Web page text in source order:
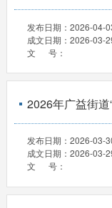
发布日期： 2026-04-
成文日期： 2026-03-
文 号：
2026年广益街
发布日期： 2026-03-
成文日期： 2026-03-
文 号：